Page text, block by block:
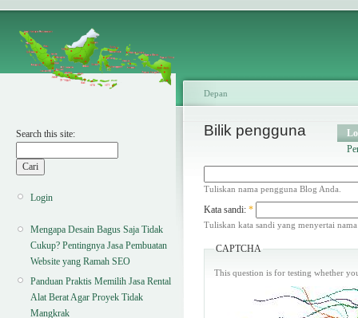
Search this site:
Login
Mengapa Desain Bagus Saja Tidak
Cukup? Pentingnya Jasa Pembuatan
Website yang Ramah SEO
Panduan Praktis Memilih Jasa Rental
Alat Berat Agar Proyek Tidak
Mangkrak
Depan
Bilik pengguna
Tuliskan nama pengguna Blog Anda.
Kata sandi: *
Tuliskan kata sandi yang menyertai
CAPTCHA
This question is for testing whether